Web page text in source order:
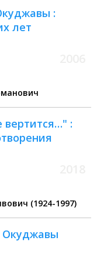
:
лет
:
(1924-1997)
Окуджавы